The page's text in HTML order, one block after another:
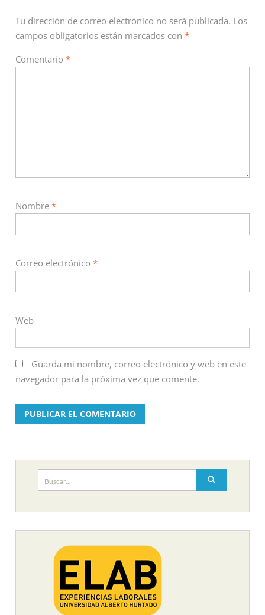
Tu dirección de correo electrónico no será publicada. Los
campos obligatorios están marcados con*
Comentario*
Nombre*
Correo electrónico*
Web
Guarda mi nombre, correo electrónico y web en este
navegador para la próxima vez que comente.